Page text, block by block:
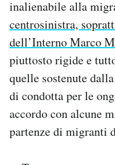
inalienabile alla
centrosinistra,
dell’Interno Marco
piuttosto rigide e
quelle sostenute
di condotta per le
accordo con alcune
partenze di migranti